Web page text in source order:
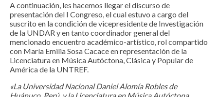
A continuación, les hacemos llegar el discurso de
presentación del I Congreso, el cual estuvo a cargo del
suscrito en la condición de vicepresidente de Investigación
de la UNDAR y en tanto coordinador general del
mencionado encuentro académico-artístico, rol compartido
con María Emilia Sosa Cacace en representación de la
Licenciatura en Música Autóctona, Clásica y Popular de
América de la UNTREF.
«La Universidad Nacional Daniel Alomía Robles de